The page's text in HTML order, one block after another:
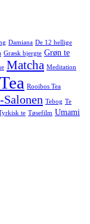
Damiana De 12 hellige
Græsk bjergte Grøn te
Matcha Meditation
Rooibos Tea
Salonen Tebog Te
te Tøsefilm Umami